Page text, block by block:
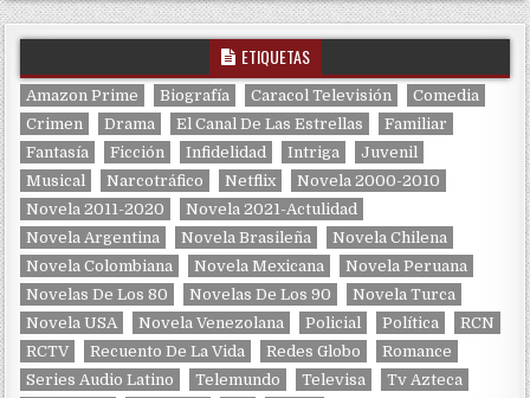
ETIQUETAS
Amazon Prime Biografía Caracol Televisión
Comedia
Crimen
Drama El Canal De Las Estrellas
Familiar
Fantasía
Ficción Infidelidad Intriga
Juvenil
Musical
Narcotráfico Netflix
Novela 2000-2010
Novela 2011-2020
Novela 2021-Actulidad
Novela Argentina
Novela Brasileña
Novela Chilena
Novela Colombiana
Novela Mexicana
Novela Peruana
Novelas De Los 80
Novelas De Los 90
Novela Turca
Novela USA
Novela Venezolana Policial Política
RCN
RCTV
Recuento De La Vida Redes Globo
Romance
Series Audio Latino
Telemundo Televisa Tv Azteca